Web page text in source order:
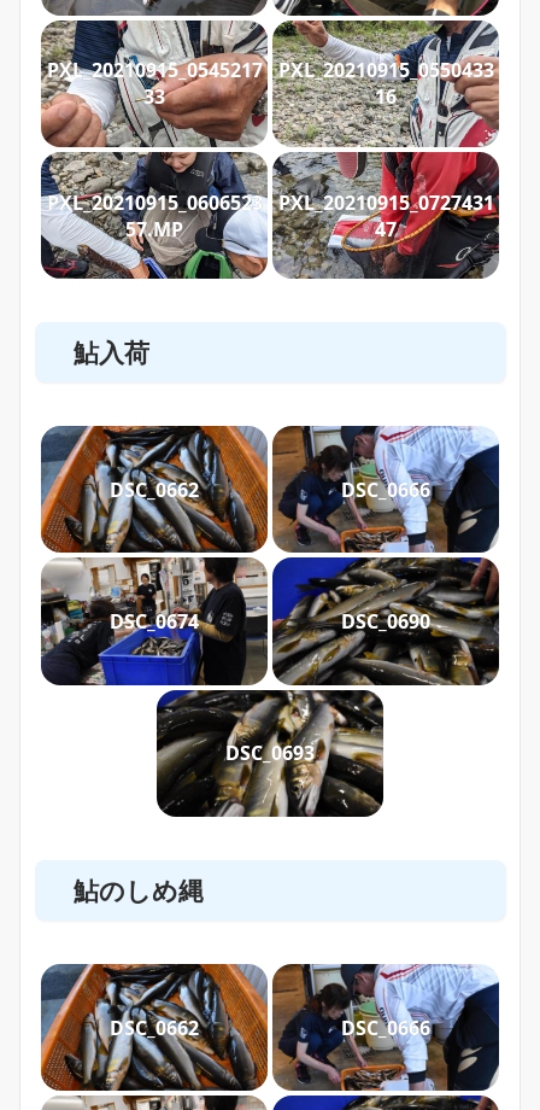
PXL_20210915_0545217
33
PXL_20210915_0550433
16
PXL_20210915_0606523
57.MP
PXL_20210915_0727431
47
鮎入荷
DSC_0662 DSC_0666
DSC_0674 DSC_0690
DSC_0693
鮎のしめ縄
DSC_0662 DSC_0666